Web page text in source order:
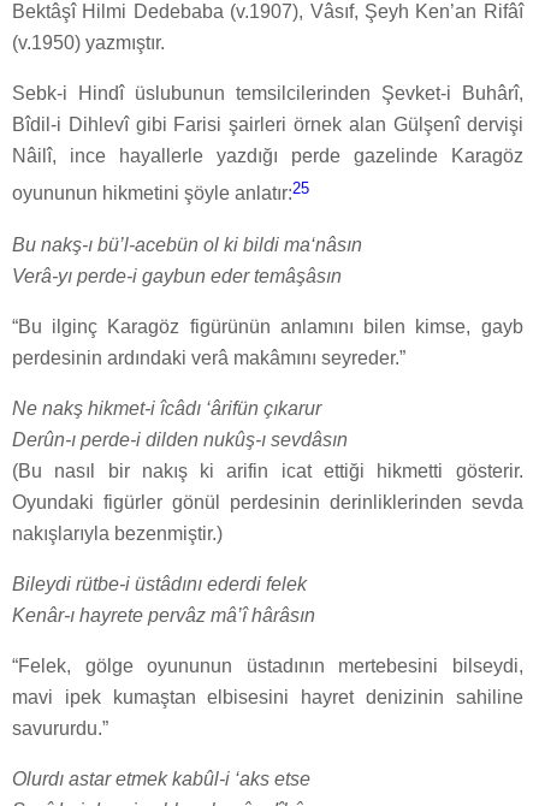
Bektâşî Hilmi Dedebaba (v.1907), Vâsıf, Şeyh Ken’an Rifâî
(v.1950) yazmıştır.
Sebk-i Hindî üslubunun temsilcilerinden Şevket-i Buhârî,
Bîdil-i Dihlevî gibi Farisi şairleri örnek alan Gülşenî dervişi
Nâilî, ince hayallerle yazdığı perde gazelinde Karagöz
oyununun hikmetini şöyle anlatır:25
Bu nakş-ı bü’l-acebün ol ki bildi ma‘nâsın
Verâ-yı perde-i gaybun eder temâşâsın
“Bu ilginç Karagöz figürünün anlamını bilen kimse, gayb
perdesinin ardındaki verâ makâmını seyreder.”
Ne nakş hikmet-i îcâdı ‘ârifün çıkarur
Derûn-ı perde-i dilden nukûş-ı sevdâsın
(Bu nasıl bir nakış ki arifin icat ettiği hikmetti gösterir.
Oyundaki figürler gönül perdesinin derinliklerinden sevda
nakışlarıyla bezenmiştir.)
Bileydi rütbe-i üstâdını ederdi felek
Kenâr-ı hayrete pervâz mâ’î hârâsın
“Felek, gölge oyununun üstadının mertebesini bilseydi,
mavi ipek kumaştan elbisesini hayret denizinin sahiline
savururdu.”
Olurdı astar etmek kabûl-i ‘aks etse